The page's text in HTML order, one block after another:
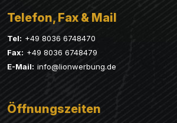
Telefon, Fax & Mail
Tel: +49 8036 6748470
Fax: +49 8036 6748479
E-Mail: info@lionwerbung.de
Öffnungszeiten